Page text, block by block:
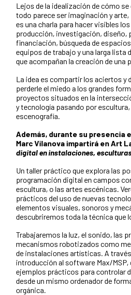
Lejos de la idealización de cómo se
todo parece ser imaginación y arte,
es una charla para hacer visibles
producción, investigación, diseño,
financiación, búsqueda de
equipos de trabajo y una larga lista
que acompañan la creación de una
La idea es compartir los aciertos y
perderle el miedo a los grandes
proyectos situados en la
y tecnología pasando por
escenografía.
Además, durante su presencia
Marc Vilanova impartirá en Art
digital en instalaciones,
Un taller práctico que explora las
programación digital en campos
escultura, o las artes escénicas.
prácticos del uso de nuevas
elementos visuales, sonoros y
descubriremos toda la técnica que
Trabajaremos la luz, el sonido, las
mecanismos robotizados como
de instalaciones artísticas. A
introducción al software Max/MSP,
ejemplos prácticos para controlar
desde un mismo ordenador de
orgánica.